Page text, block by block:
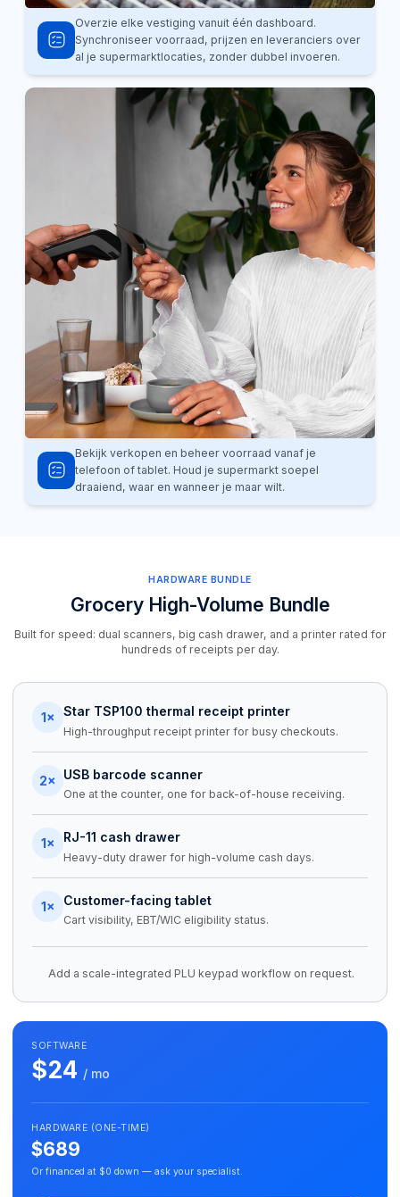
Overzie elke vestiging vanuit één dashboard.
Synchroniseer voorraad, prijzen en leveranciers over
al je supermarktlocaties, zonder dubbel invoeren.
Bekijk verkopen en beheer voorraad vanaf je
telefoon of tablet. Houd je supermarkt soepel
draaiend, waar en wanneer je maar wilt.
HARDWARE BUNDLE
Grocery High-Volume Bundle
Built for speed: dual scanners, big cash drawer, and a printer rated for
hundreds of receipts per day.
1× Star TSP100 thermal receipt printer
High-throughput receipt printer for busy checkouts.
2× USB barcode scanner
One at the counter, one for back-of-house receiving.
1× RJ-11 cash drawer
Heavy-duty drawer for high-volume cash days.
1× Customer-facing tablet
Cart visibility, EBT/WIC eligibility status.
Add a scale-integrated PLU keypad workflow on request.
SOFTWARE
$24 / mo
HARDWARE (ONE-TIME)
$689
Or financed at $0 down — ask your specialist.